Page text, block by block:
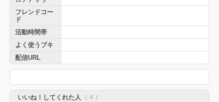
フレンドコー
ド
活動時間帯
よく使うブキ
配信URL
いいね！してくれた人 （ 4 ）